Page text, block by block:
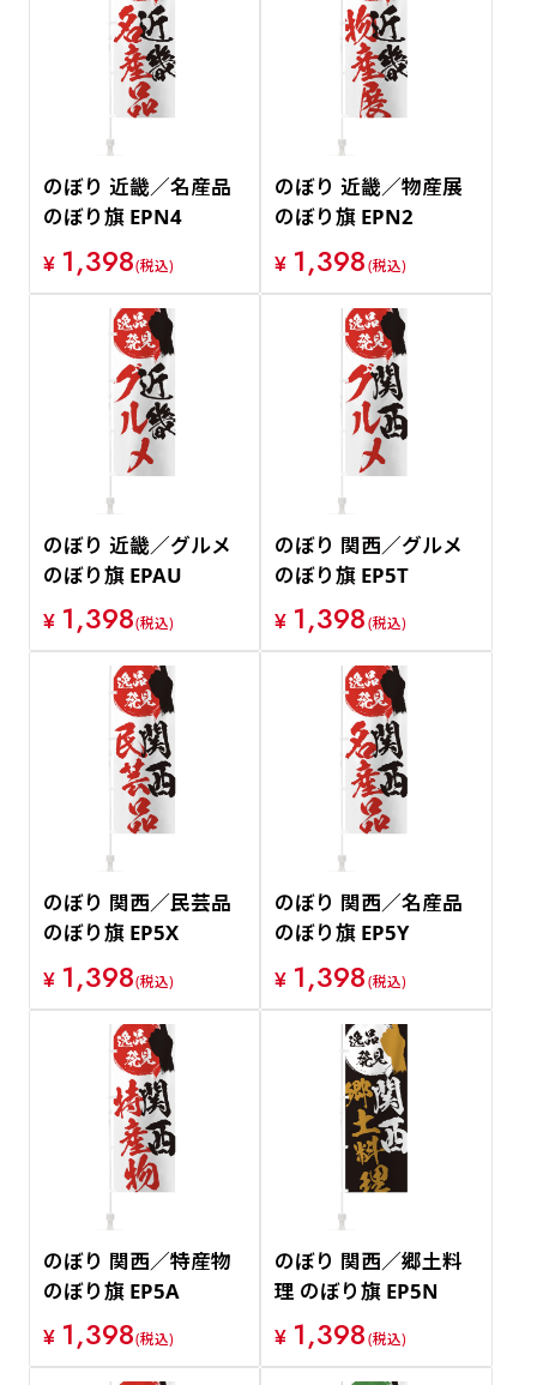
のぼり 近畿／名産品
のぼり旗 EPN4
¥ 1,398(税込)
のぼり 近畿／物産展
のぼり旗 EPN2
¥ 1,398(税込)
のぼり 近畿／グルメ
のぼり旗 EPAU
¥ 1,398(税込)
のぼり 関西／グルメ
のぼり旗 EP5T
¥ 1,398(税込)
のぼり 関西／民芸品
のぼり旗 EP5X
¥ 1,398(税込)
のぼり 関西／名産品
のぼり旗 EP5Y
¥ 1,398(税込)
のぼり 関西／特産物
のぼり旗 EP5A
¥ 1,398(税込)
のぼり 関西／郷土料
理 のぼり旗 EP5N
¥ 1,398(税込)